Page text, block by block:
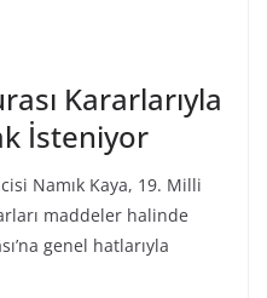
Kararlarıyla
İsteniyor
Namık Kaya, 19. Milli
maddeler halinde
genel hatlarıyla